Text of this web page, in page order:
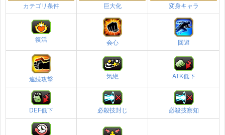
カテゴリ条件 巨大化 変身キャラ
復活 会心 回避
連続攻撃 気絶 ATK低下
DEF低下 必殺技封じ 必殺技察知